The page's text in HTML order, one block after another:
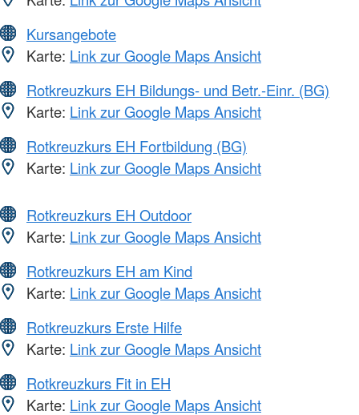
Kursangebote
Karte: Link zur Google Maps Ansicht
Rotkreuzkurs EH Bildungs- und Betr.-Einr. (BG)
Karte: Link zur Google Maps Ansicht
Rotkreuzkurs EH Fortbildung (BG)
Karte: Link zur Google Maps Ansicht
Rotkreuzkurs EH Outdoor
Karte: Link zur Google Maps Ansicht
Rotkreuzkurs EH am Kind
Karte: Link zur Google Maps Ansicht
Rotkreuzkurs Erste Hilfe
Karte: Link zur Google Maps Ansicht
Rotkreuzkurs Fit in EH
Karte: Link zur Google Maps Ansicht